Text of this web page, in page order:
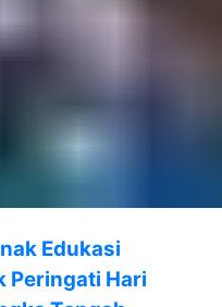
Edukasi
Peringati Hari